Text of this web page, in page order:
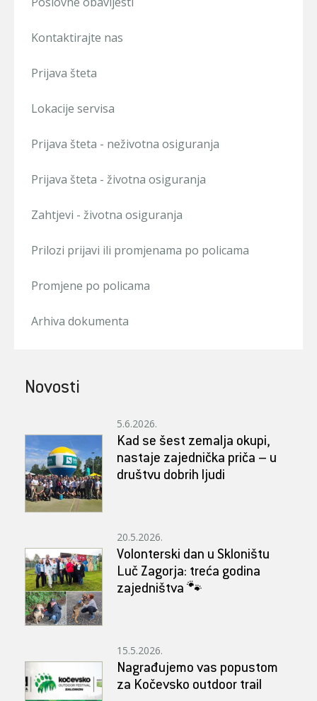
Kontaktirajte nas
Prijava šteta
Lokacije servisa
Prijava šteta - neživotna osiguranja
Prijava šteta - životna osiguranja
Zahtjevi - životna osiguranja
Prilozi prijavi ili promjenama po policama
Promjene po policama
Arhiva dokumenta
Novosti
5.6.2026.
Kad se šest zemalja okupi,
nastaje zajednička priča – u
društvu dobrih ljudi
20.5.2026.
Volonterski dan u Skloništu
Luč Zagorja: treća godina
zajedništva 🐾
15.5.2026.
Nagrađujemo vas popustom
za Kočevsko outdoor trail